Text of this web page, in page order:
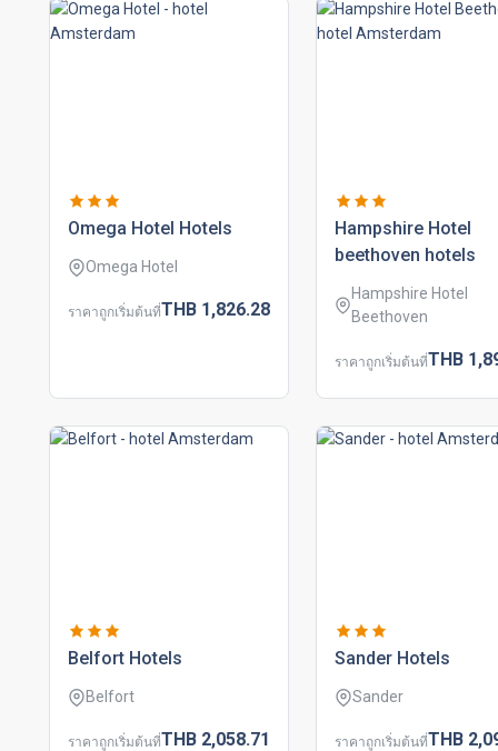
omega hotel hotels
Omega Hotel
ราคาถูกเริ่มต้นที่THB 1,826.28
hampshire hotel
beethoven hotels
Hampshire Hotel
Beethoven
ราคาถูกเริ่มต้นที่THB
belfort hotels
Belfort
ราคาถูกเริ่มต้นที่THB 2,058.71
sander hotels
Sander
ราคาถูกเริ่มต้นที่THB